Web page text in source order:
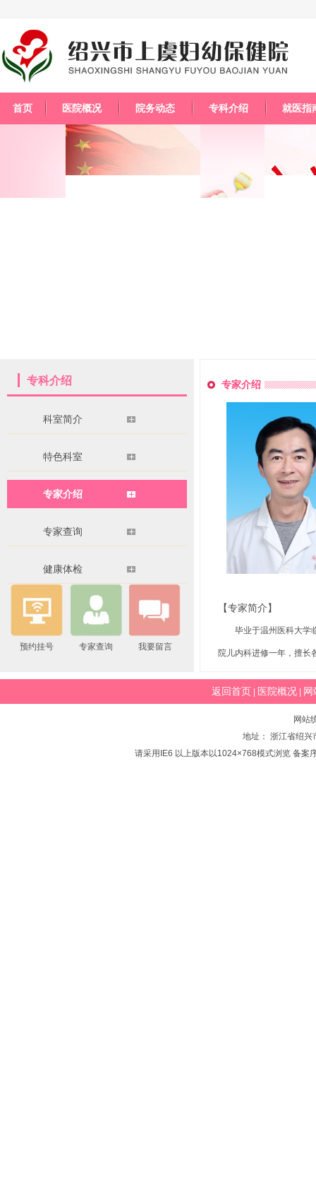
首页 医院概况 院务动态 专科介绍 就医指
专科介绍
科室简介
特色科室
专家介绍
专家查询
健康体检
预约挂号 专家查询 我要留言
专家介绍
【专家简介】
毕业于温州医科大学临
院儿内科进修一年，擅长
返回首页 医院概况| 网
网站
地址： 浙江省绍兴
请采用IE6 以上版本以1024×768模式浏览 备案